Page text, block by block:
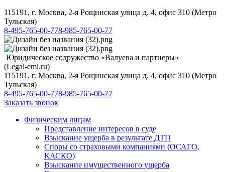
115191, г. Москва, 2-я Рощинская улица д. 4, офис 310 (Метро
Тульская)
8-495-765-00-778-985-765-00-77
Юридическое содружество «Валуева и партнеры»
(Legal-eml.ru)
115191, г. Москва, 2-я Рощинская улица д. 4, офис 310 (Метро
Тульская)
8-495-765-00-778-985-765-00-77
Заказать звонок
Физическим лицам
Представление интересов в суде
Взыскание ущерба в результате ДТП
Споры со страховыми компаниями (ОСАГО,
КАСКО)
Взыскание имущественного ущерба